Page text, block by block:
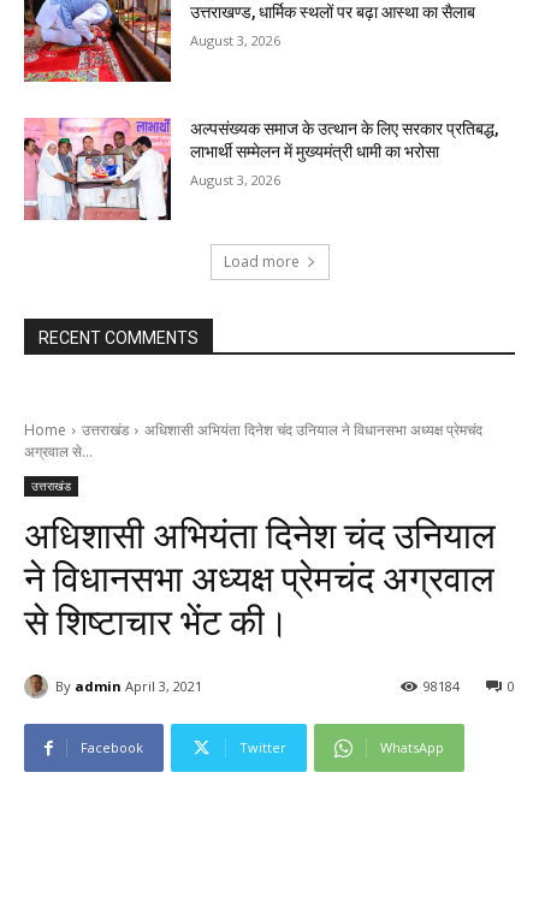
उत्तराखण्ड, धार्मिक स्थलों पर बढ़ा आस्था का सैलाब
August 3, 2026
अल्पसंख्यक समाज के उत्थान के लिए सरकार प्रतिबद्ध,
लाभार्थी सम्मेलन में मुख्यमंत्री धामी का भरोसा
August 3, 2026
Load more
RECENT COMMENTS